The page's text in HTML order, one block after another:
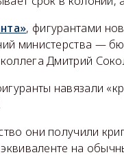
, фигурантами
министерства —
Дмитрий
навязали
они получили
на